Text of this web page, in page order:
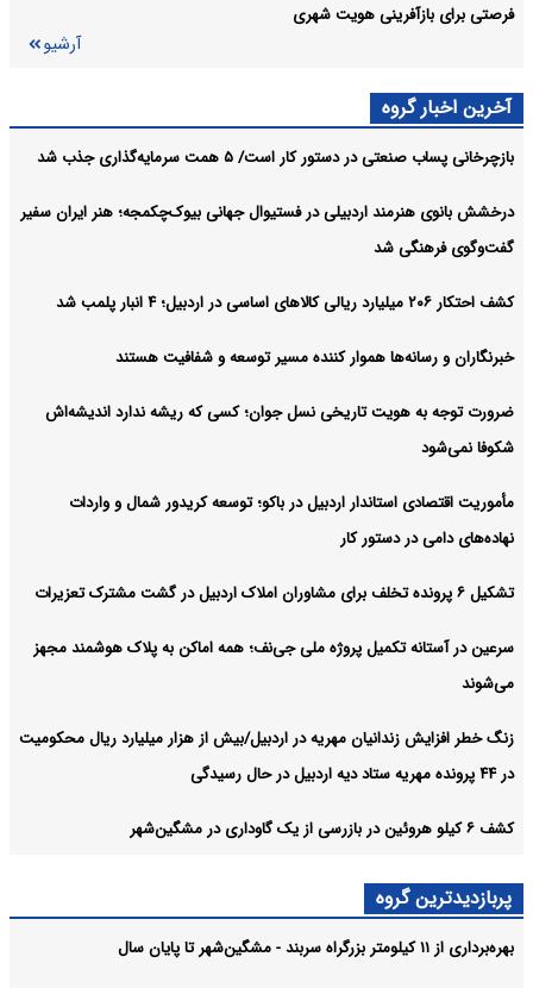
فرصتی برای بازآفرینی هویت شهری
آرشیو
آخرین اخبار گروه
بازچرخانی پساب صنعتی در دستور کار است/ ۵ همت سرمایه‌گذاری جذب شد
درخشش بانوی هنرمند اردبیلی در فستیوال جهانی بیوک‌چکمجه؛ هنر ایران سفیر
گفت‌وگوی فرهنگی شد
کشف احتکار ۲۰۶ میلیارد ریالی کالاهای اساسی در اردبیل؛ ۴ انبار پلمب شد
خبرنگاران و رسانه‌ها هموار کننده مسیر توسعه و شفافیت هستند
ضرورت توجه به هویت تاریخی نسل جوان؛ کسی که ریشه ندارد اندیشه‌اش
شکوفا نمی‌شود
مأموریت اقتصادی استاندار اردبیل در باکو؛ توسعه کریدور شمال و واردات
نهاده‌های دامی در دستور کار
تشکیل ۶ پرونده تخلف برای مشاوران املاک اردبیل در گشت مشترک تعزیرات
سرعین در آستانه تکمیل پروژه ملی جی‌نف؛ همه اماکن به پلاک هوشمند مجهز
می‌شوند
زنگ خطر افزایش زندانیان مهریه در اردبیل/بیش از هزار میلیارد ریال محکومیت
در ۴۴ پرونده مهریه ستاد دیه اردبیل در حال رسیدگی
کشف ۶ کیلو هروئین در بازرسی از یک گاوداری در مشگین‌شهر
پربازدیدترین گروه
بهره‌برداری از ۱۱ کیلومتر بزرگراه سربند - مشگین‌شهر تا پایان سال